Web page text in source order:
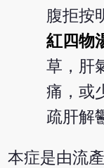
腹拒按
紅四物
草，肝
痛，或
疏肝解
本症是由流